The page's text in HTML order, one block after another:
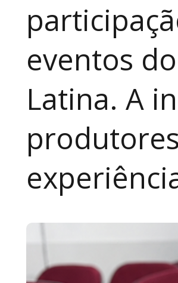
eventos
Latina. A